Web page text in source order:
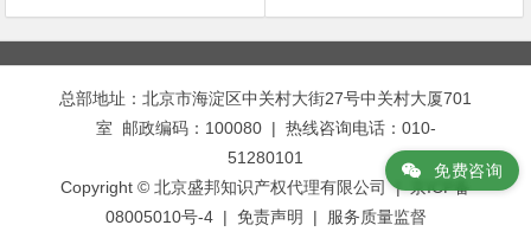
文
章
总部地址：北京市海淀区中关村大街27号中关村大厦701
室 邮政编码：100080 | 热线咨询电话：010-
51280101
Copyright © 北京盛邦知识产权代理有限公司 | 京ICP备
08005010号-4 | 免责声明 | 服务质量监督
免费咨询